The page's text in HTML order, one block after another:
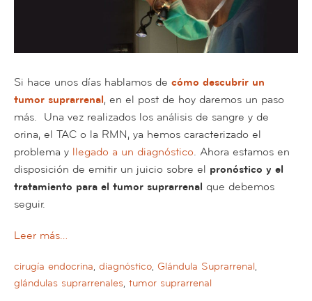
Si hace unos días hablamos de cómo descubrir un
tumor suprarrenal, en el post de hoy daremos un paso
más. Una vez realizados los análisis de sangre y de
orina, el TAC o la RMN, ya hemos caracterizado el
problema y llegado a un diagnóstico. Ahora estamos en
disposición de emitir un juicio sobre el pronóstico y el
tratamiento para el tumor suprarrenal que debemos
seguir.
Leer más…
cirugía endocrina, diagnóstico, Glándula Suprarrenal,
glándulas suprarrenales, tumor suprarrenal